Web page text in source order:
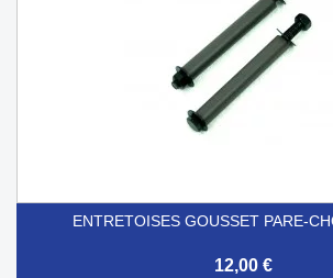
ENTRETOISES GOUSSET PARE-
12,00 €